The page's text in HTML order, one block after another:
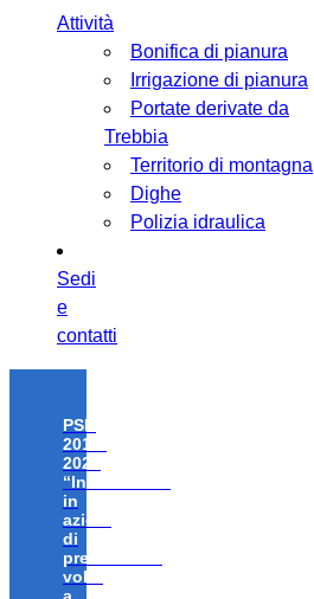
Attività
Bonifica di pianura
Irrigazione di pianura
Portate derivate da
Trebbia
Territorio di montagna
Dighe
Polizia idraulica
Sedi
e
contatti
PSR
2014-
2020
“Investimenti
in
azioni
di
prevenzione
volte